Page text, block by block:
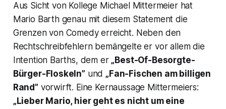
Aus Sicht von Kollege Michael Mittermeier hat
Mario Barth genau mit diesem Statement die
Grenzen von Comedy erreicht. Neben den
Rechtschreibfehlern bemängelte er vor allem die
Intention Barths, dem er „Best-Of-Besorgte-
Bürger-Floskeln” und „Fan-Fischen am billigen
Rand” vorwirft. Eine Kernaussage Mittermeiers:
„Lieber Mario, hier geht es nicht um eine